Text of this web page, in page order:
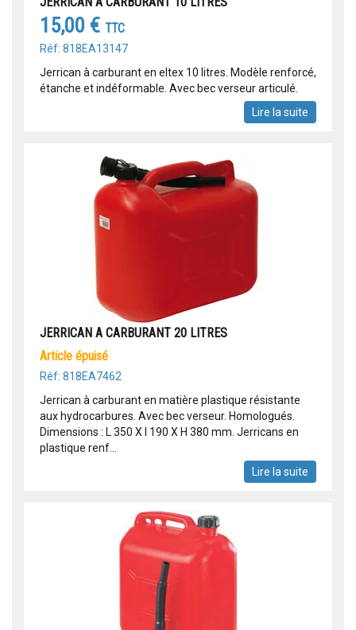
15,00 € TTC
Réf: 818EA13147
Jerrican à carburant en eltex 10 litres. Modèle renforcé,
étanche et indéformable. Avec bec verseur articulé.
Lire la suite
JERRICAN A CARBURANT 20 LITRES
article épuisé
Réf: 818EA7462
Jerrican à carburant en matière plastique résistante
aux hydrocarbures. Avec bec verseur. Homologués.
Dimensions : L 350 X l 190 X H 380 mm. Jerricans en
plastique renf...
Lire la suite